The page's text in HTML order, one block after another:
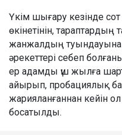
Үкім шығару кезінде
өкінетінін,
жанжалдың туындауына
әрекеттері себеп
ер адамды үш жылға
айырып, пробациялық
жарияланғаннан кейін
босатылды.